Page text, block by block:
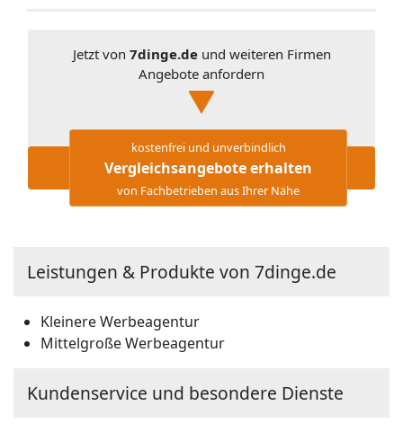
Jetzt von 7dinge.deund weiteren Firmen
Angebote anfordern
kostenfrei und unverbindlich
Vergleichsangebote erhalten
von Fachbetrieben aus Ihrer Nähe
Leistungen & Produkte von 7dinge.de
Kleinere Werbeagentur
Mittelgroße Werbeagentur
Kundenservice und besondere Dienste